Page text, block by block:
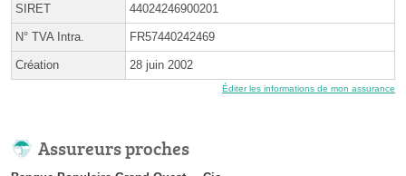
SIRET 44024246900201
N° TVA Intra. FR57440242469
Création 28 juin 2002
Éditer les informations de mon assurance
Assureurs proches